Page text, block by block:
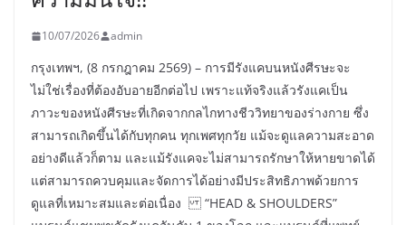
10/07/2026 admin
กรุงเทพฯ, (8 กรกฎาคม 2569) – การมีรังแคบนหนังศีรษะจะ
ไม่ใช่เรื่องที่ต้องอับอายอีกต่อไป เพราะแท้จริงแล้วรังแคเป็น
ภาวะของหนังศีรษะที่เกิดจากกลไกทางชีววิทยาของร่างกาย ซึ่ง
สามารถเกิดขึ้นได้กับทุกคน ทุกเพศทุกวัย แม้จะดูแลความสะอาด
อย่างดีแล้วก็ตาม และแม้รังแคจะไม่สามารถรักษาให้หายขาดได้
แต่สามารถควบคุมและจัดการได้อย่างมีประสิทธิภาพด้วยการ
ดูแลที่เหมาะสมและต่อเนื่อง “HEAD & SHOULDERS”